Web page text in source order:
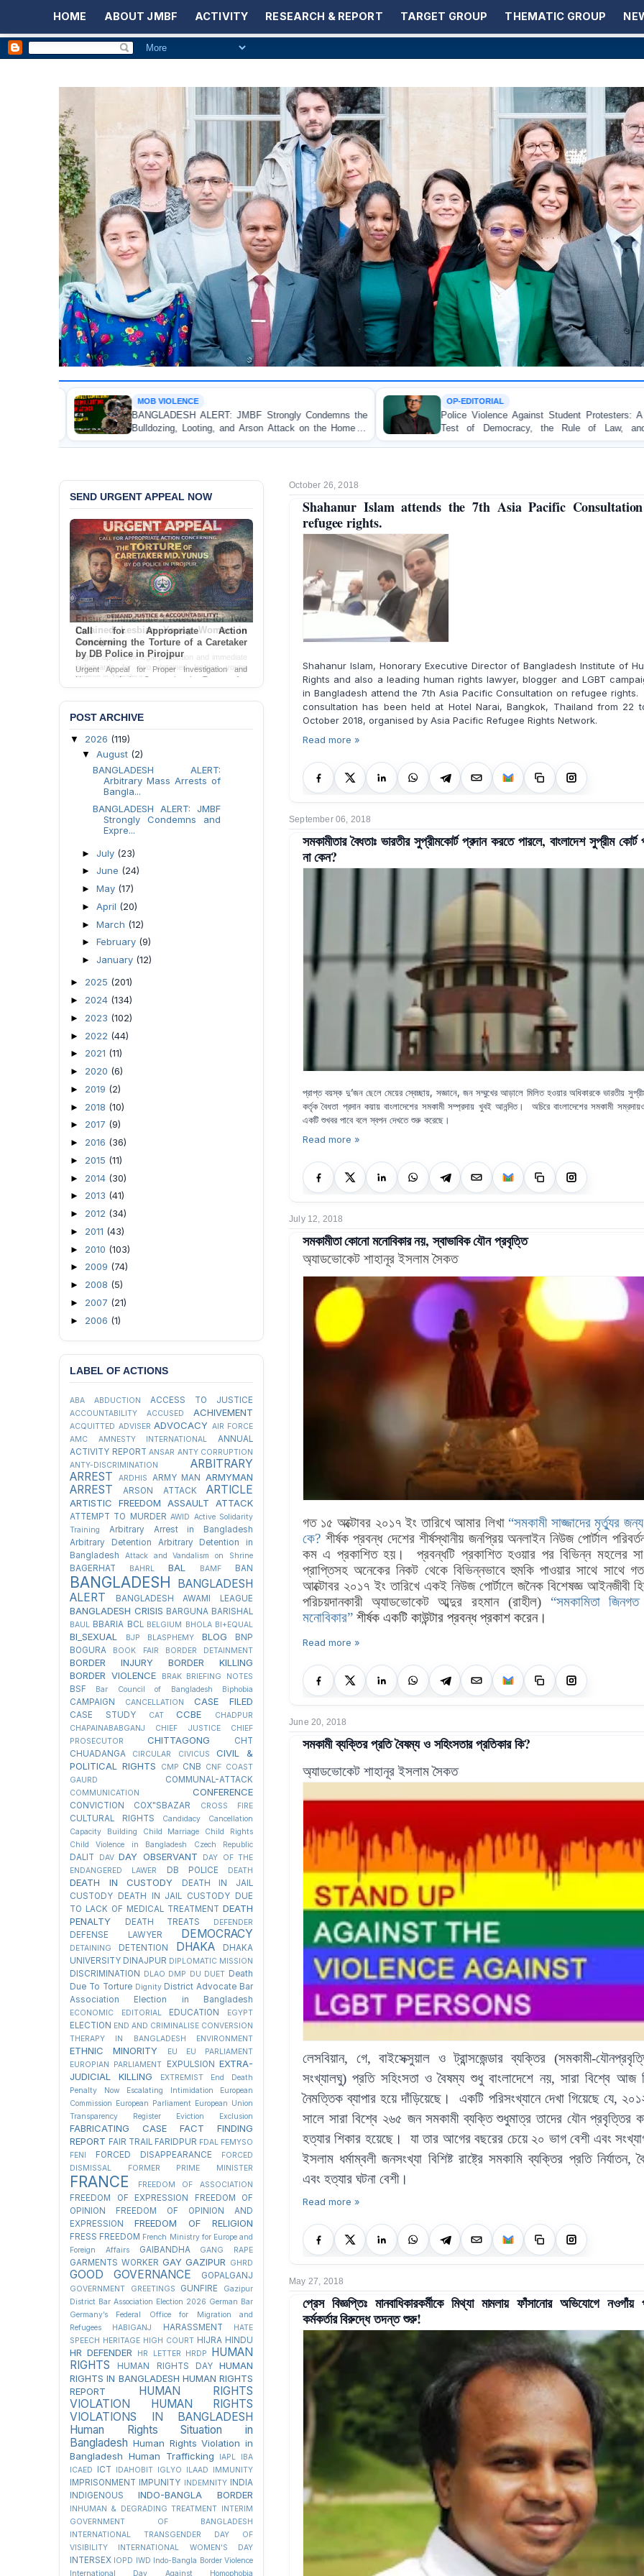
HOME ABOUT JMBF ACTIVITY RESEARCH & REPORT TARGET GROUP THEMATIC GROUP
ALERT: JMBF Strongly Condemns the
Looting, and Arson Attack on the Home of
Awami League Leader in Patuakhali
Police Violence Against Student Protesters: A Crucial
Test of Democracy, the Rule of Law, and State
Accountability
on
October 26, 2018
Shahanur Islam attends the 7th Asia Pacific
refugee rights.
Shahanur Islam, Honorary Executive Director of Bangladesh Institute of
Rights and also a leading human rights lawyer, blogger and LGBT
in Bangladesh attend the 7th Asia Pacific Consultation on refugee rights.
consultation has been held at Hotel Narai, Bangkok, Thailand from 22
October 2018, organised by Asia Pacific Refugee Rights Network.
Read more »
September 06, 2018
সমকামীতার বৈধতাঃ ভারতীর সুপ্রীমকোর্ট প্রদান করতে পারলে, বাংলাদেশ সুপ্রীম কোর্ট
না কেন?
প্রাপ্ত বয়স্ক দু’জন ছেলে মেয়ের স্বেচ্ছায়, সজ্ঞানে, জন সম্মুখের আড়ালে মিলিত হওয়ার অধিকারকে ভারতীয়
কর্তৃক বৈধতা প্রদান কয়ায় বাংলাদেশের সমকামী সম্প্রদায় খুবই আনন্দিত। অচিরে বাংলাদেশের সমকামী
একটি শুখবর পাবে বলে স্বপন দেখতে শুরু করেছে।
Read more »
July 12, 2018
সমকামীতা কোনো মনোবিকার নয়, স্বাভাবিক যৌন প্রবৃত্তি
অ্যাডভোকেট শাহানূর ইসলাম সৈকত
গত ১৫ অক্টোবর ২০১৭ ইং তারিখে আমার লিখা “সমকামী সাজ্জাদের মৃর্ত্যুর জন্য
কে? শীর্ষক প্রবন্ধ দেশের শীর্ষস্থানীয় জনপ্রিয় অনলাইন নিউজ পোর্টাল
কম এ প্রকাশিত হয়। প্রবন্ধটি প্রকাশিত হওয়ার পর বিভিন্ন মহলের
প্রাপ্তিসহ অনেকের নিকট থেকে বিভিন্নভাবে হুমকি পাওয়ার সাথে সাথে
আক্টোবর ২০১৭ ইং তারিখে একই নিউজ পোর্টালে জনৈক বিশেষজ্ঞ আইনজীবী
পরিচয়দানকারী অ্যাডভোকেট আব্দুর রহমান (রাহীল) “সমকামিতা
মনোবিকার” শীর্ষক একটি কাউন্টার প্রবন্ধ প্রকাশ করেন।
Read more »
June 20, 2018
সমকামী ব্যক্তির প্রতি বৈষম্য ও সহিংসতার প্রতিকার কি?
অ্যাডভোকেট শাহানূরইসলাম সৈকত
লেসবিয়ান, গে, বাইসেক্সুয়াল ও ট্রান্সজেন্ডার ব্যক্তির (সমকামী-
সংখ্যালঘু)প্রতি সহিংসতা ও বৈষম্য শুধু বাংলাদেশে নয়, সারা বিশ্বে আজ
নৈমত্তিক ব্যাপার হয়ে দাঁড়িয়েছে।
একটি পরিসংখ্যানে দেখা গিয়েছে যে,
সালে সারা বিশ্বে ২৬৫ জনসমকামীব্যক্তি শুধুমাত্র তাদের যৌন প্রবৃত্তির
হত্যার শিকার হয়েছে। যা তার আগের বছরের চেয়ে ২০ ভাগ বেশী এবং
ইসলাম ধর্মাম্বলী জনসংখ্যা বিশিষ্ট রাষ্ট্রে সমকামি ব্যক্তির প্রতি নির্যাতন,
এবং হত্যার ঘটনা বেশী।
Read more »
May 27, 2018
প্রেস বিজ্ঞপ্তিঃ মানবাধিকারকর্মীকে মিথ্যা মামলায় ফাঁসানোর অভিযোগে নওগাঁয়
কর্মকর্তার বিরুদ্ধে তদন্ত শুরু!
SEND URGENT APPEAL NOW
Ensure Immediate Protection for Two
Detained Lesbian Young Women in
Jamalpur
Urgent appeal for legal protection and immediate
safeguards for two detained lesbian young
women in Jamalpur.
POST ARCHIVE
▼ 2026 (119)
▼ August (2)
BANGLADESH ALERT:
Arbitrary Mass Arrests of
Bangla...
BANGLADESH ALERT: JMBF
Strongly Condemns and
Expre...
► July (23)
► June (24)
► May (17)
► April (20)
► March (12)
► February (9)
► January (12)
► 2025 (201)
► 2024 (134)
► 2023 (102)
► 2022 (44)
► 2021 (11)
► 2020 (6)
► 2019 (2)
► 2018 (10)
► 2017 (9)
► 2016 (36)
► 2015 (11)
► 2014 (30)
► 2013 (41)
► 2012 (34)
► 2011 (43)
► 2010 (103)
► 2009 (74)
► 2008 (5)
► 2007 (21)
► 2006 (1)
LABEL OF ACTIONS
ABA ABDUCTION ACCESS TO JUSTICE
ACCOUNTABILITY ACCUSED ACHIVEMENT
ACQUITTED ADVISER ADVOCACY AIR FORCE
AMC
AMNESTY INTERNATIONAL
ANNUAL
ACTIVITY REPORT ANSAR ANTY CORRUPTION
ANTY-DISCRIMINATION
ARBITRARY
ARREST
ARDHIS ARMY MAN ARMYMAN
ARREST ARSON ATTACK ARTICLE
ARTISTIC FREEDOM ASSAULT ATTACK
ATTEMPT TO MURDER AWID Active Solidarity
Training
Arbitrary Arrest in Bangladesh
Arbitrary Detention
Arbitrary Detention in
Bangladesh
Attack and Vandalism on Shrine
BAGERHAT BAHRL BAL BAMF BAN
BANGLADESH
BANGLADESH
ALERT
BANGLADESH AWAMI LEAGUE
BANGLADESH CRISIS BARGUNA BARISHAL
BAUL BBARIA BCL BELGIUM BHOLA BI+EQUAL
BI_SEXUAL BJP BLASPHEMY BLOG
BNP
BOGURA
BOOK FAIR BORDER DETAINMENT
BORDER INJURY
BORDER KILLING
BORDER VIOLENCE
BRAK BRIEFING NOTES
BSF Bar Council of Bangladesh Biphobia
CAMPAIGN CANCELLATION CASE FILED
CASE STUDY CAT CCBE
CHADPUR
CHAPAINABABGANJ
CHIEF JUSTICE
CHIEF
PROSECUTOR
CHITTAGONG
CHT
CHUADANGA
CIRCULAR CIVICUS
CIVIL &
POLITICAL RIGHTS
CMP CNB CNF COAST
GAURD
COMMUNAL-ATTACK
COMMUNICATION CONFERENCE
CONVICTION COX"SBAZAR CROSS FIRE
CULTURAL RIGHTS
Candidacy Cancellation
Capacity Building
Child Marriage
Child Rights
Child Violence in Bangladesh
Czech Republic
DALIT DAV DAY OBSERVANT
DAY OF THE
ENDANGERED LAWER
DB POLICE DEATH
DEATH IN CUSTODY
DEATH IN JAIL
CUSTODY
DEATH IN JAIL CUSTODY DUE
TO LACK OF MEDICAL TREATMENT DEATH
PENALTY
DEATH TREATS DEFENDER
DEFENSE LAWYER DEMOCRACY
DETAINING DETENTION DHAKA
DHAKA
UNIVERSITY DINAJPUR DIPLOMATIC MISSION
DISCRIMINATION DLAO DMP DU DUET Death
Due To Torture Dignity District Advocate Bar
Association Election in Bangladesh
ECONOMIC EDITORIAL EDUCATION EGYPT
ELECTION END AND CRIMINALISE CONVERSION
THERAPY IN BANGLADESH
ENVIRONMENT
ETHNIC MINORITY EU
EU PARLIAMENT
EUROPIAN PARLIAMENT
EXPULSION EXTRA-
JUDICIAL KILLING
EXTREMIST
End Death
Penalty Now
Escalating Intimidation
European
Commission European Parliament European Union
Transparency Register
Eviction Exclusion
FABRICATING CASE
FACT FINDING
REPORT FAIR TRAIL FARIDPUR FDAL FEMYSO
FENI
FORCED DISAPPEARANCE
FORCED
DISMISSAL
FORMER PRIME MINISTER
FRANCE FREEDOM OF ASSOCIATION
FREEDOM OF EXPRESSION
FREEDOM OF
OPINION
FREEDOM OF OPINION AND
EXPRESSION
FREEDOM OF RELIGION
FRESS FREEDOM French Ministry for Europe and
Foreign Affairs
GAIBANDHA GANG RAPE
GARMENTS WORKER GAY GAZIPUR GHRD
GOOD GOVERNANCE GOPALGANJ
GOVERNMENT GREETINGS GUNFIRE
Gazipur
District Bar Association Election 2026 German Bar
Germany’s Federal Office for Migration and
Refugees
HABIGANJ HARASSMENT
HATE
SPEECH HERITAGE HIGH COURT HIJRA HINDU
HR DEFENDER HR LETTER HRDP
HUMAN
RIGHTS
HUMAN RIGHTS DAY
HUMAN
RIGHTS IN BANGLADESH HUMAN RIGHTS
REPORT
HUMAN RIGHTS
VIOLATION
HUMAN RIGHTS
VIOLATIONS IN BANGLADESH
Human Rights Situation in
Bangladesh Human Rights Violation in
Bangladesh Human Trafficking IAPL
IBA
ICAED
ICT IDAHOBIT IGLYO ILAAD IMMUNITY
IMPRISONMENT IMPUNITY INDEMNITY
INDIA
INDIGENOUS
INDO-BANGLA BORDER
INHUMAN & DEGRADING TREATMENT INTERIM
GOVERNMENT OF BANGLADESH
INTERNATIONAL TRANSGENDER DAY OF
VISIBILITY
INTERNATIONAL WOMEN'S DAY
INTERSEX IOPD IWD Indo-Bangla Border Violence
International Day Against Homophobia